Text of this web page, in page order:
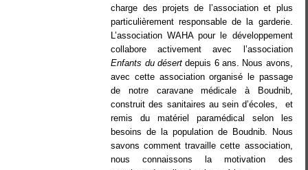
charge des projets de l’association et plus
particulièrement responsable de la garderie.
L’association WAHA pour le développement
collabore activement avec l’association
Enfants du désertdepuis 6 ans. Nous avons,
avec cette association organisé le passage
de notre caravane médicale à Boudnib,
construit des sanitaires au sein d’écoles, et
remis du matériel paramédical selon les
besoins de la population de Boudnib. Nous
savons comment travaille cette association,
nous connaissons la motivation des